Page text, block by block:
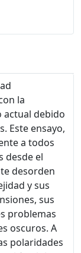
la
actual debido
Este ensayo,
a todos
desde el
desorden
y sus
sus
problemas
oscuros. A
polaridades